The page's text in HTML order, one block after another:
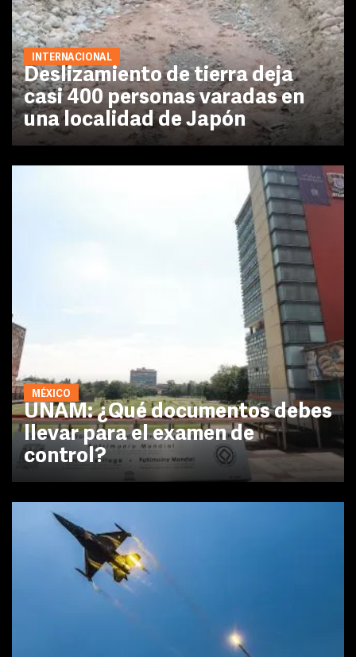
INTERNACIONAL
Deslizamiento de tierra deja
casi 400 personas varadas en
una localidad de Japón
MÉXICO
UNAM: ¿Qué documentos debes
llevar para el examen de
control?